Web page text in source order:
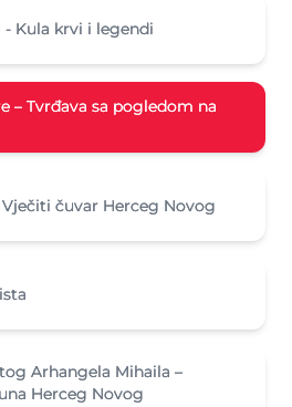
- Kula krvi i legendi
– Tvrđava sa pogledom na
Vječiti čuvar Herceg Novog
Arhangela Mihaila –
Herceg Novog